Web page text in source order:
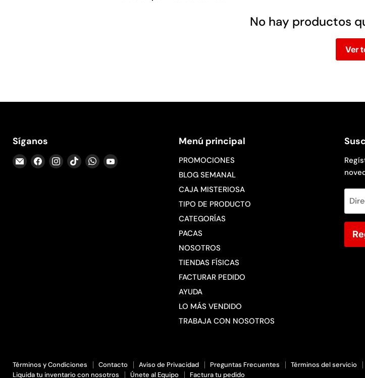
No hay productos
Ver
Síganos
Encuéntrenos
Encuéntrenos
Encuéntrenos
Encuéntrenos
Encuéntrenos
Encuéntrenos
Menú principal
PROMOCIONES
BLOG SEMANAL
CAJA MISTERIOSA
TIPO DE PRODUCTO
CATEGORÍAS
PACAS
NOSOTROS
TIENDAS FÍSICAS
FACTURAR PEDIDO
AYUDA
LO MÁS VENDIDO
TRABAJA CON NOSOTROS
Términos y Condiciones Contacto Aviso de Privacidad Preguntas Frecuentes Términos del servicio
Liquida tu inventario con nosotros
Únete al Equipo Factura tu pedido